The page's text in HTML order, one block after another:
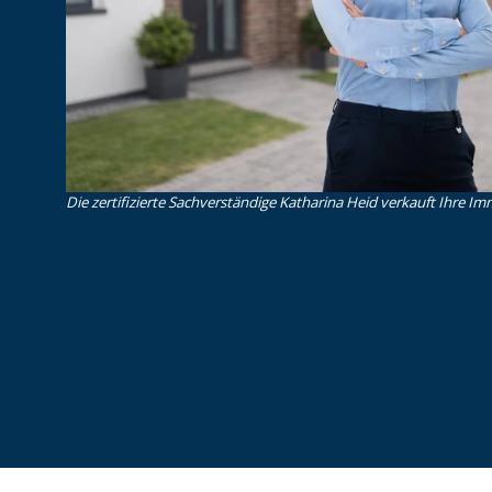
Die zertifizierte Sachverständige Katharina Heid verkauft Ihre